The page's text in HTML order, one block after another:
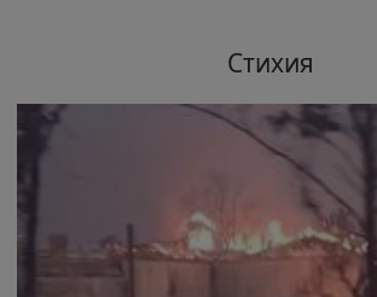
Стихия